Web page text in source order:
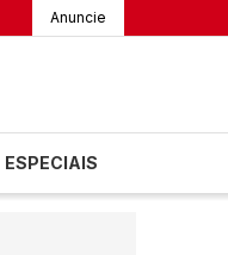
Anuncie
ESPECIAIS